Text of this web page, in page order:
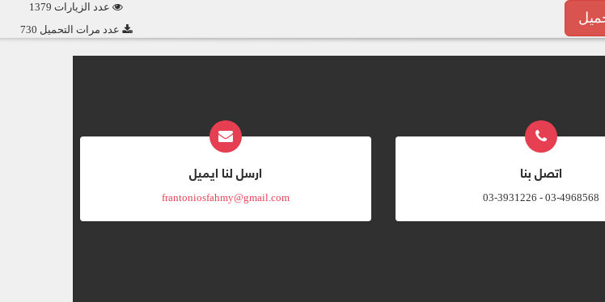
عدد الزيارات 1379
عدد مرات التحميل 730
اتصل بنا
03-4968568 - 03-3931226
ارسل لنا ايميل
frantoniosfahmy@gmail.com